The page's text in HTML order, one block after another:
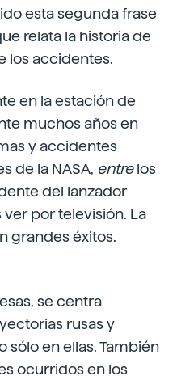
esta segunda frase
relata la historia de
los accidentes.
en la estación de
muchos años en
y accidentes
de la NASA, entrelos
del lanzador
por televisión. La
grandes éxitos.
se centra
rusas y
sólo en ellas. También
ocurridos en los